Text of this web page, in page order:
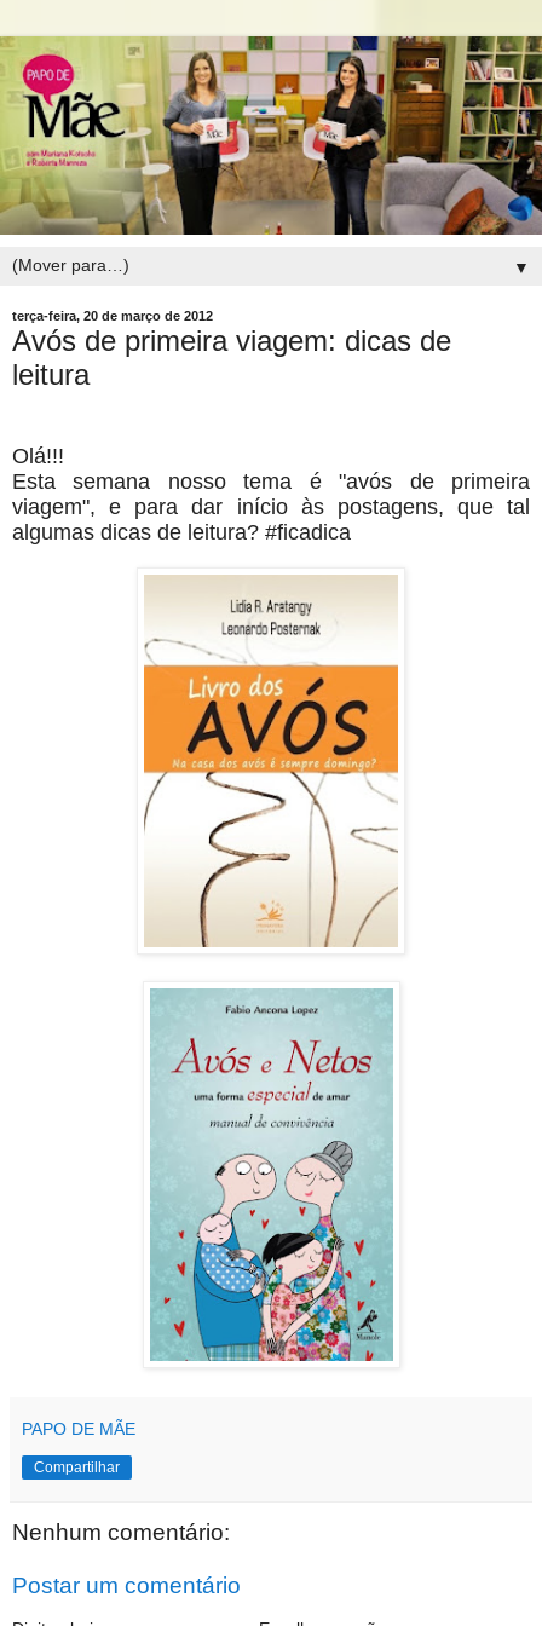
▼
terça-feira, 20 de março de 2012
Avós de primeira viagem: dicas de
leitura
Olá!!!
Esta semana nosso tema é "avós de primeira
viagem", e para dar início às postagens, que tal
algumas dicas de leitura? #ficadica
PAPO DE MÃE
Compartilhar
Nenhum comentário:
Postar um comentário